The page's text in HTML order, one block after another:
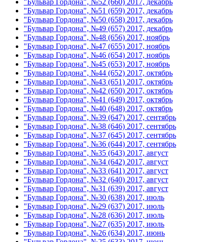
"Бульвар Гордона", №51 (659) 2017, декабрь
"Бульвар Гордона", №50 (658) 2017, декабрь
"Бульвар Гордона", №49 (657) 2017, декабрь
"Бульвар Гордона", №48 (656) 2017, ноябрь
"Бульвар Гордона", №47 (655) 2017, ноябрь
"Бульвар Гордона", №46 (654) 2017, ноябрь
"Бульвар Гордона", №45 (653) 2017, ноябрь
"Бульвар Гордона", №44 (652) 2017, октябрь
"Бульвар Гордона", №43 (651) 2017, октябрь
"Бульвар Гордона", №42 (650) 2017, октябрь
"Бульвар Гордона", №41 (649) 2017, октябрь
"Бульвар Гордона", №40 (648) 2017, октябрь
"Бульвар Гордона", №39 (647) 2017, сентябрь
"Бульвар Гордона", №38 (646) 2017, сентябрь
"Бульвар Гордона", №37 (645) 2017, сентябрь
"Бульвар Гордона", №36 (644) 2017, сентябрь
"Бульвар Гордона", №35 (643) 2017, август
"Бульвар Гордона", №34 (642) 2017, август
"Бульвар Гордона", №33 (641) 2017, август
"Бульвар Гордона", №32 (640) 2017, август
"Бульвар Гордона", №31 (639) 2017, август
"Бульвар Гордона", №30 (638) 2017, июль
"Бульвар Гордона", №29 (637) 2017, июль
"Бульвар Гордона", №28 (636) 2017, июль
"Бульвар Гордона", №27 (635) 2017, июль
"Бульвар Гордона", №26 (634) 2017, июнь